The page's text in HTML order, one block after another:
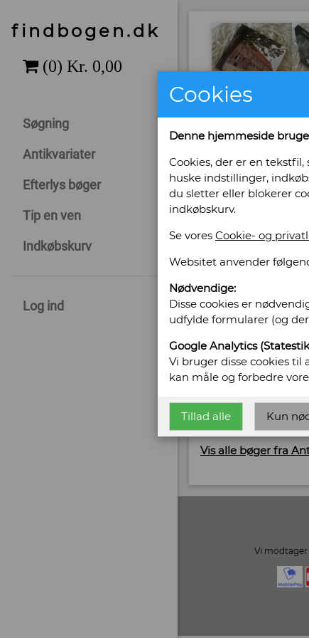
findbogen.dk
Søgning
Antikvariater
Efterlys bøger
Tip en ven
Indkøbskurv
Log ind Sælges af:
Gl. Vejlevej 10
7400 Herning
Telefonnr: +45 2062
CVR/SE: 37177377
Hjemmeside:
Email:
Vis alle bøger fra
Vi modtager
Cookies
Denne hjemmeside
Cookies, der er en
huske indstillinger,
du sletter eller blokerer
indkøbskurv.
Se vores Cookie- og
Websitet anvender
Nødvendige:
Disse cookies er
udfylde formularer (og
Google Analytics
Vi bruger disse cookies
kan måle og forbedre
Tillad alle Kun